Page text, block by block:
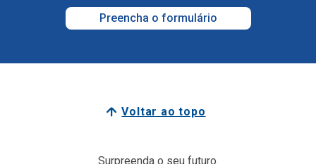
Preencha o formulário
Voltar ao topo
Surpreenda o seu futuro.